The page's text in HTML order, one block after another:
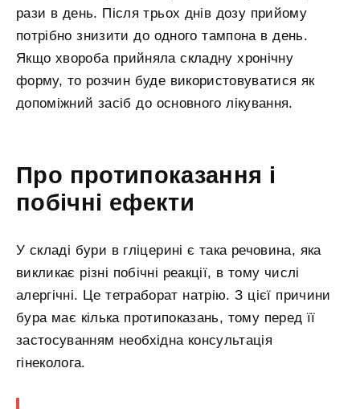
рази в день. Після трьох днів дозу прийому
потрібно знизити до одного тампона в день.
Якщо хвороба прийняла складну хронічну
форму, то розчин буде використовуватися як
допоміжний засіб до основного лікування.
Про протипоказання і
побічні ефекти
У складі бури в гліцерині є така речовина, яка
викликає різні побічні реакції, в тому числі
алергічні. Це тетраборат натрію. З цієї причини
бура має кілька протипоказань, тому перед її
застосуванням необхідна консультація
гінеколога.